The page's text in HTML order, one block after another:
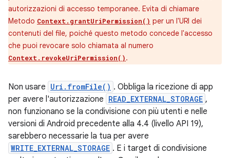
autorizzazioni di accesso temporanee. Evita di chiamare
Metodo Context.grantUriPermission() per un l'URI dei
contenuti del file, poiché questo metodo concede l'accesso
che puoi revocare solo chiamata al numero
Context.revokeUriPermission().
Non usare Uri.fromFile() . Obbliga la ricezione di app
per avere l'autorizzazione READ_EXTERNAL_STORAGE ,
non funzionano se la condivisione con più utenti e nelle
versioni di Android precedente alla 4.4 (livello API 19),
sarebbero necessarie la tua per avere
WRITE_EXTERNAL_STORAGE . E i target di condivisione